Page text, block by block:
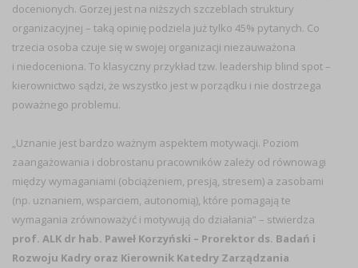
docenionych. Gorzej jest na niższych szczeblach struktury
organizacyjnej – taką opinię podziela już tylko 45% pytanych. Co
trzecia osoba czuje się w swojej organizacji niezauważona
i niedoceniona. To klasyczny przykład tzw. leadership blind spot –
kierownictwo sądzi, że wszystko jest w porządku i nie dostrzega
poważnego problemu.
„Uznanie jest bardzo ważnym aspektem motywacji. Poziom
zaangażowania i dobrostanu pracowników zależy od równowagi
między wymaganiami (obciążeniem, presją, stresem) a zasobami
(np. uznaniem, wsparciem, autonomią), które pomagają te
wymagania zrównoważyć i motywują do działania” – stwierdza
prof. ALK dr hab. Paweł Korzyński – Prorektor ds. Badań i
Rozwoju Kadry oraz Kierownik Katedry Zarządzania